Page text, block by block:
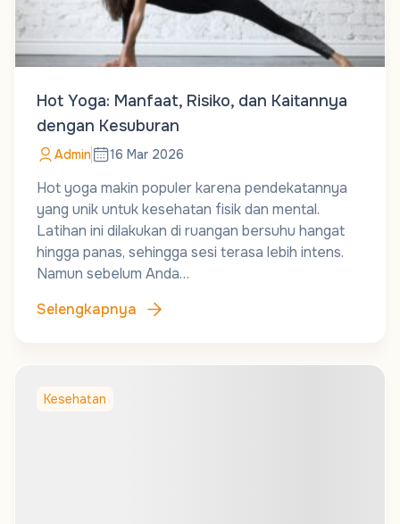
Hot Yoga: Manfaat, Risiko, dan Kaitannya
dengan Kesuburan
Admin 16 Mar 2026
Hot yoga makin populer karena pendekatannya
yang unik untuk kesehatan fisik dan mental.
Latihan ini dilakukan di ruangan bersuhu hangat
hingga panas, sehingga sesi terasa lebih intens.
Namun sebelum Anda…
Selengkapnya
Kesehatan